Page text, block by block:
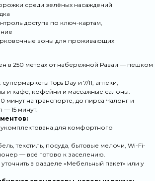
среди зелёных насаждений
доступа по ключ-картам,
зоны для проживающих
в 250 метрах от набережной Раваи — пешком
Tops Day и 7/11, аптеки,
и кафе, кофейни и массажные салоны.
минут на транспорте, до пирса Чалонг и
15 минут.
для комфортного
текстиль, посуда, бытовые мелочи, Wi-Fi-
— всё готово к заселению.
в разделе «Мебельный пакет» или у